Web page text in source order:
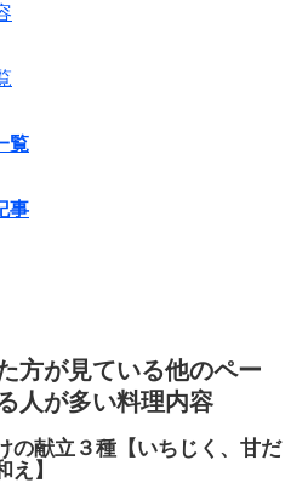
覧
事
方が見ている他のペー
人が多い料理内容
の献立３種【いちじく、甘だ
え】